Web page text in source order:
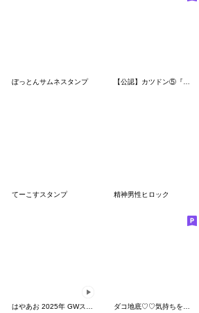
ぼっとんサムネスタンプ 【公認】カツドン⑤『弱者男性の恋愛編』
てーこすスタンプ 精神男性ヒロック